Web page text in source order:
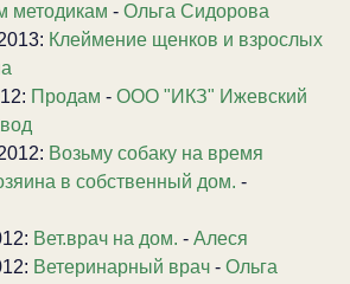
методикам - Ольга Сидорова
Клеймение щенков и взрослых
Продам - ООО "ИКЗ" Ижевский
Возьму собаку на время
в собственный дом. -
Вет.врач на дом. - Алеся
Ветеринарный врач - Ольга